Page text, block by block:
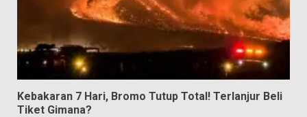
Kebakaran 7 Hari, Bromo Tutup Total! Terlanjur Beli
Tiket Gimana?